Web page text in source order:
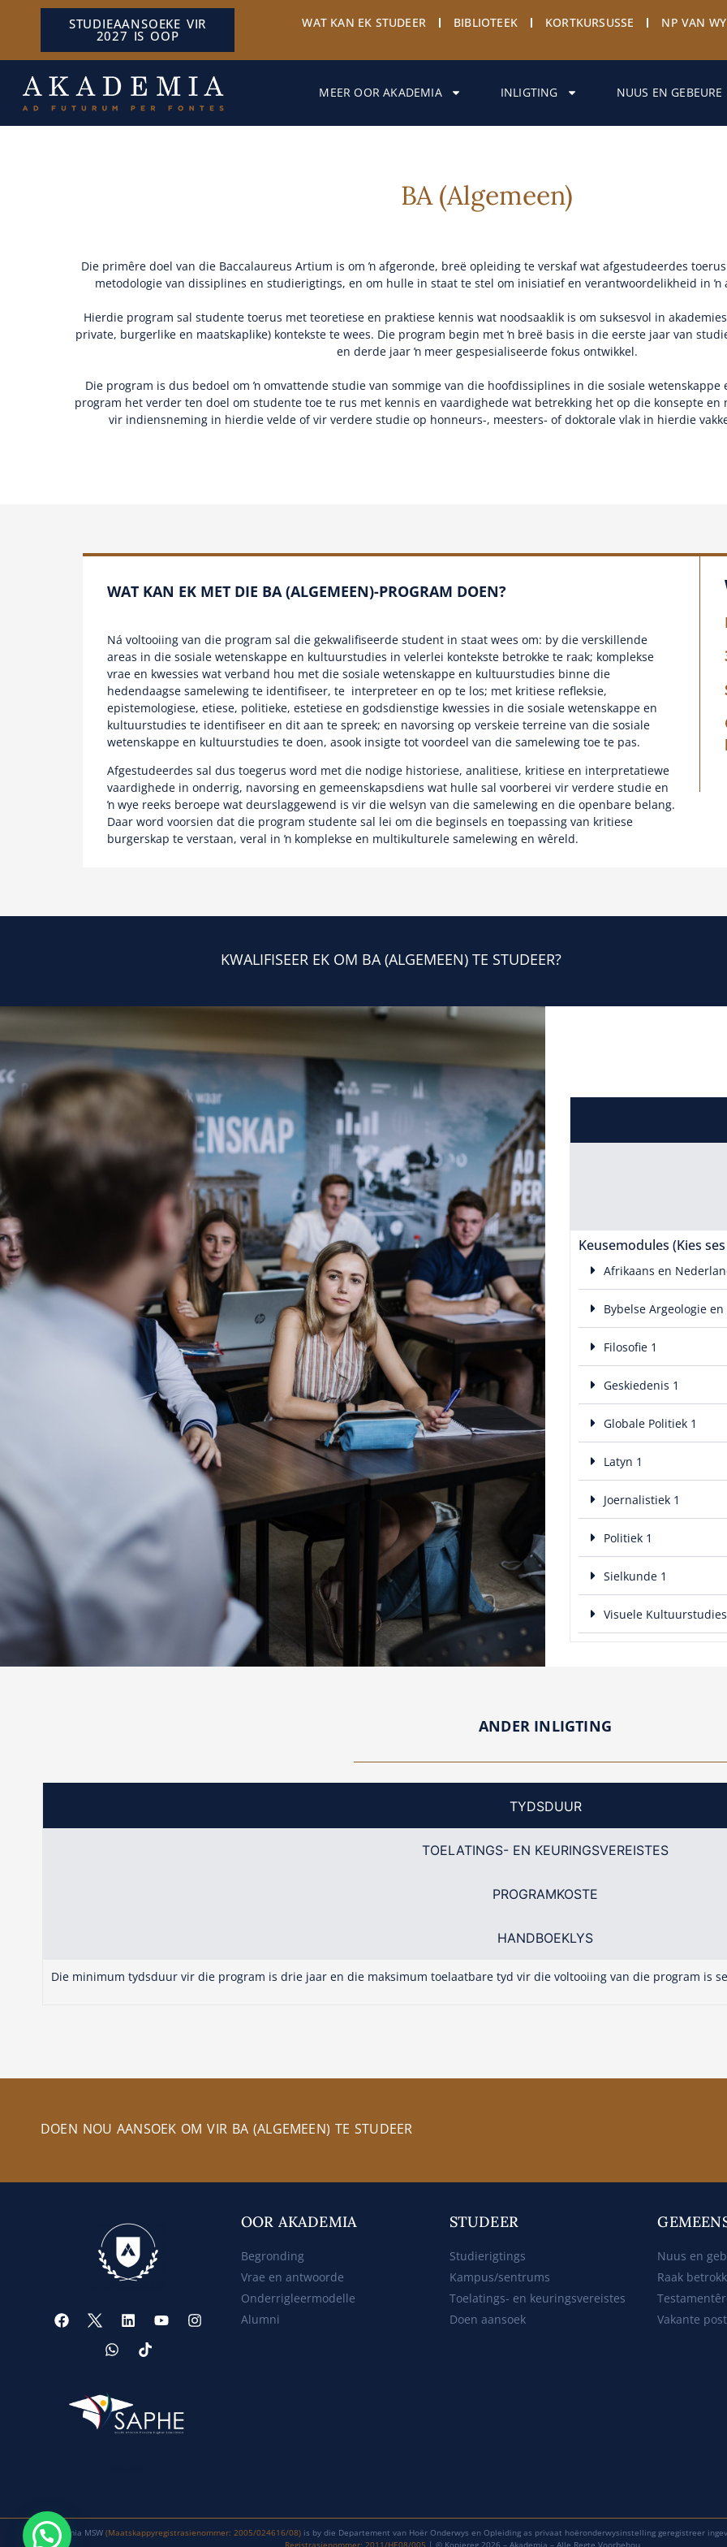
STUDIEAANSOEKE VIR
2027 IS OOP
WAT KAN EK STUDEER BIBLIOTEEK KORTKURSUSSE NP VAN
MEER OOR AKADEMIA INLIGTING NUUS EN GEBEURE
BA (Algemeen)
Die primêre doel van die Baccalaureus Artium is om ŉ afgeronde, breë opleiding te verskaf wat afgestudeerdes
metodologie van dissiplines en studierigtings, en om hulle in staat te stel om inisiatief en verantwoordelikheid in ŉ
Hierdie program sal studente toerus met teoretiese en praktiese kennis wat noodsaaklik is om suksesvol in
private, burgerlike en maatskaplike) kontekste te wees. Die program begin met ŉ breë basis in die eerste jaar van
en derde jaar ŉ meer gespesialiseerde fokus ontwikkel.
Die program is dus bedoel om ŉ omvattende studie van sommige van die hoofdissiplines in die sosiale
program het verder ten doel om studente toe te rus met kennis en vaardighede wat betrekking het op die konsepte en
vir indiensneming in hierdie velde of vir verdere studie op honneurs-, meesters- of doktorale vlak in hierdie
WAT KAN EK MET DIE BA (ALGEMEEN)-PROGRAM DOEN?
Ná voltooiing van die program sal die gekwalifiseerde student in staat wees om: by die verskillende
areas in die sosiale wetenskappe en kultuurstudies in velerlei kontekste betrokke te raak; komplekse
vrae en kwessies wat verband hou met die sosiale wetenskappe en kultuurstudies binne die
hedendaagse samelewing te identifiseer, te interpreteer en op te los; met kritiese refleksie,
epistemologiese, etiese, politieke, estetiese en godsdienstige kwessies in die sosiale wetenskappe en
kultuurstudies te identifiseer en dit aan te spreek; en navorsing op verskeie terreine van die sosiale
wetenskappe en kultuurstudies te doen, asook insigte tot voordeel van die samelewing toe te pas.
Afgestudeerdes sal dus toegerus word met die nodige historiese, analitiese, kritiese en interpretatiewe
vaardighede in onderrig, navorsing en gemeenskapsdiens wat hulle sal voorberei vir verdere studie en
ŉ wye reeks beroepe wat deurslaggewend is vir die welsyn van die samelewing en die openbare belang.
Daar word voorsien dat die program studente sal lei om die beginsels en toepassing van kritiese
burgerskap te verstaan, veral in ŉ komplekse en multikulturele samelewing en wêreld.
KWALIFISEER EK OM BA (ALGEMEEN) TE STUDEER?
Keusemodules (Kies
Afrikaans en
Bybelse Argeologie
Filosofie 1
Geskiedenis 1
Globale Politiek 1
Latyn 1
Joernalistiek 1
Politiek 1
Sielkunde 1
Visuele
ANDER INLIGTING
TYDSDUUR
TOELATINGS- EN KEURINGSVEREISTES
PROGRAMKOSTE
HANDBOEKLYS
Die minimum tydsduur vir die program is drie jaar en die maksimum toelaatbare tyd vir die voltooiing van die program is
DOEN NOU AANSOEK OM VIR BA (ALGEMEEN) TE STUDEER
OOR AKADEMIA
Begronding
Vrae en antwoorde
Onderrigleermodelle
Alumni
STUDEER
Studierigtings
Kampus/sentrums
Toelatings- en keuringsvereistes
Doen aansoek
Nuus en
Raak
Vakante
Akademia MSW (Maatskappyregistrasienommer: 2005/024616/08) is by die Departement van Hoër Onderwys en Opleiding as privaat hoëronderwysinstelling geregistreer
Registrasienommer: 2011/HE08/005 | © Kopiereg 2026 – Akademia – Alle Regte Voorbehou